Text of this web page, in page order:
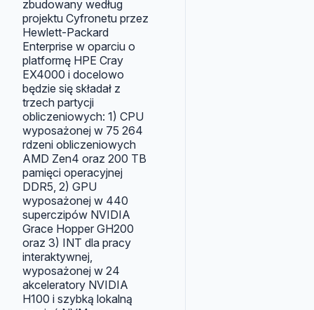
zbudowany według
projektu Cyfronetu przez
Hewlett-Packard
Enterprise w oparciu o
platformę HPE Cray
EX4000 i docelowo
będzie się składał z
trzech partycji
obliczeniowych: 1) CPU
wyposażonej w 75 264
rdzeni obliczeniowych
AMD Zen4 oraz 200 TB
pamięci operacyjnej
DDR5, 2) GPU
wyposażonej w 440
superczipów NVIDIA
Grace Hopper GH200
oraz 3) INT dla pracy
interaktywnej,
wyposażonej w 24
akceleratory NVIDIA
H100 i szybką lokalną